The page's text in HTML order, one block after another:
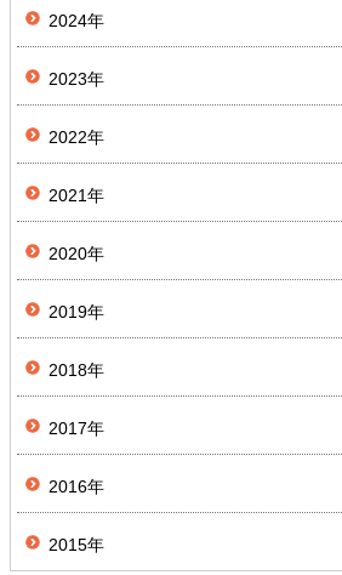
2024年
2023年
2022年
2021年
2020年
2019年
2018年
2017年
2016年
2015年